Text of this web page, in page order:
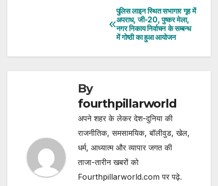
पुलिस लाइन स्थित सभागार गृह में
अपराध, जी-20, पुष्कर मेला,
नगर निकाय निर्वाचन के सम्बन्ध
में गोष्ठी का हुआ आयोजन
By
fourthpillarworld
अपने शहर के लेकर देश-दुनिया की
राजनीतिक, समसामयिक, बॉलीवुड, खेल,
धर्म, आध्यात्म और व्यापार जगत की
ताजा-तारीन खबरों को
Fourthpillarworld.com पर पढ़े.